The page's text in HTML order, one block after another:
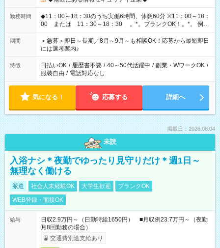
勤務時間
◆11：00～18：30のうち実働6時間、休憩60分 ※11：00～18：
00 または 11：30～18：30 。*。ブランクOK！。*。 例え
ば前職が、 在宅/財団法人/事務/コールセンター/受付/販売/カフェ
スタッフ スイーツ販売/ホテルフロント/化粧品販売/など 様々な
業界から入社して活躍されています♪
期間
＜急募＞即日～長期／8月～9月～も相談OK！応募から最短即日
には選考案内♪
特徴 日払いOK / 履歴書不要 / 40～50代活躍中 / 副業・WワークOK /
服装自由 / 電話対応なし
気になる！ 応募する 詳細へ
掲載日：2026.08.04
未読
入浴ナシ＊夜勤でゆったり見守りだけ＊週1日～
無理なく働ける
派遣 社会人未経験OK 大学生歓迎
ブランクOK
WEB登録・面接OK
給与
日収2.9万円～（日勤時給1650円） ■月収例23.7万円～（夜勤
月8回勤務の場合）
交通費別途支給あり